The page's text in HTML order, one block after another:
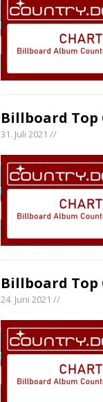
Billboard Top
31. Juli 2021 //
Billboard Top
24. Juni 2021 //